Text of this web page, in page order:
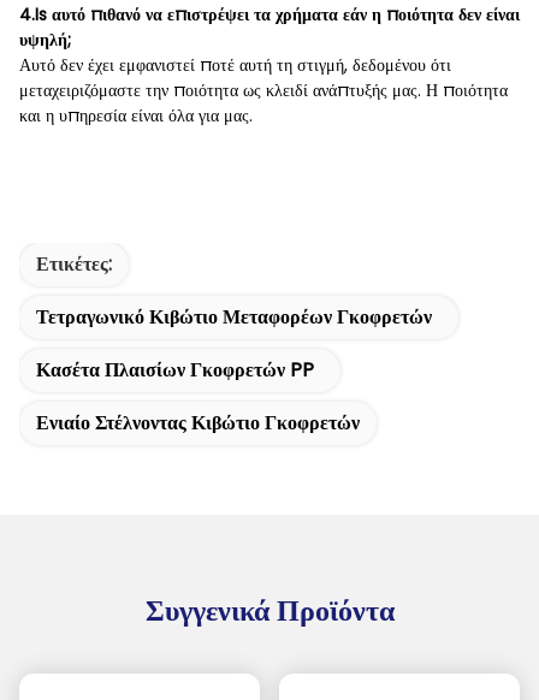
4.Is αυτό πιθανό να επιστρέψει τα χρήματα εάν η ποιότητα δεν είναι
υψηλή;
Αυτό δεν έχει εμφανιστεί ποτέ αυτή τη στιγμή, δεδομένου ότι
μεταχειριζόμαστε την ποιότητα ως κλειδί ανάπτυξής μας. Η ποιότητα
και η υπηρεσία είναι όλα για μας.
Ετικέτες:
Τετραγωνικό Κιβώτιο Μεταφορέων Γκοφρετών
Κασέτα Πλαισίων Γκοφρετών PP
Ενιαίο Στέλνοντας Κιβώτιο Γκοφρετών
Συγγενικά Προϊόντα